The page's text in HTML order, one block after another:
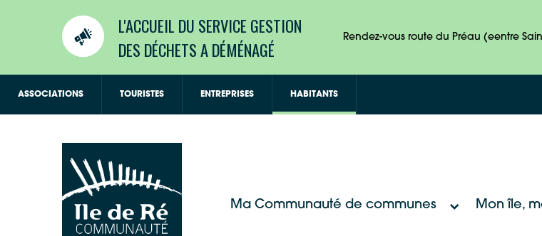
L'ACCUEIL DU SERVICE GESTION
DES DÉCHETS A DÉMÉNAGÉ
Rendez-vous route du Préau (eentre
ASSOCIATIONS TOURISTES ENTREPRISES HABITANTS
Ma Communauté de communes Mon île,